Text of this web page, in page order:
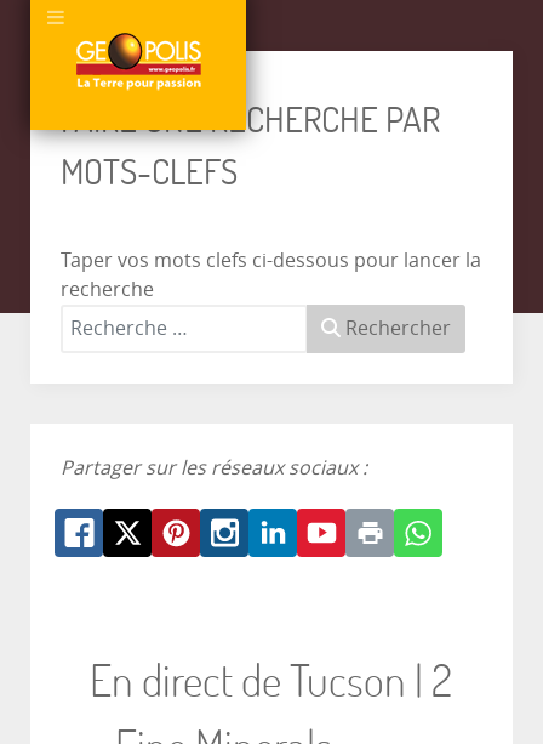
FAIRE UNE RECHERCHE PAR
MOTS-CLEFS
Taper vos mots clefs ci-dessous pour lancer la
recherche
Rechercher
Partager sur les réseaux sociaux :
En direct de Tucson | 2